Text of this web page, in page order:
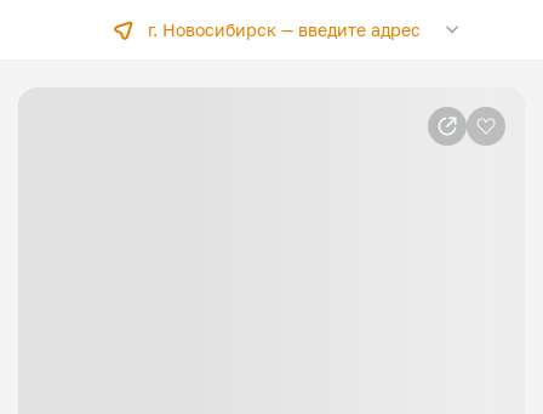
г. Новосибирск —введите адрес